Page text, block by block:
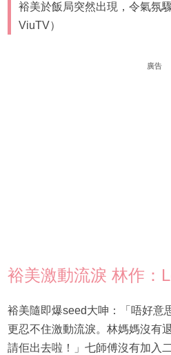
裕美於飯局突然出現，令氣氛
ViuTV）
廣告
裕美激動流淚 林作：
裕美隨即爆seed大呻：「唔好意
更忍不住激動流淚。林媽媽沒有
請佢出去啦！」七師傅沒有加入